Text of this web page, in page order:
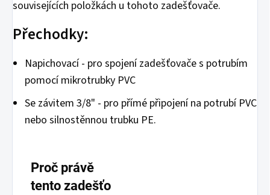
souvisejících položkách u tohoto zadešťovače.
Přechodky:
Napichovací - pro spojení zadešťovače s potrubím
pomocí mikrotrubky PVC
Se závitem 3/8" - pro přímé připojení na potrubí PVC
nebo silnostěnnou trubku PE.
Proč právě
tento zadešťo